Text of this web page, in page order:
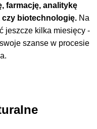
, farmację, analitykę
czy biotechnologię. Na
jeszcze kilka miesięcy -
szanse w procesie